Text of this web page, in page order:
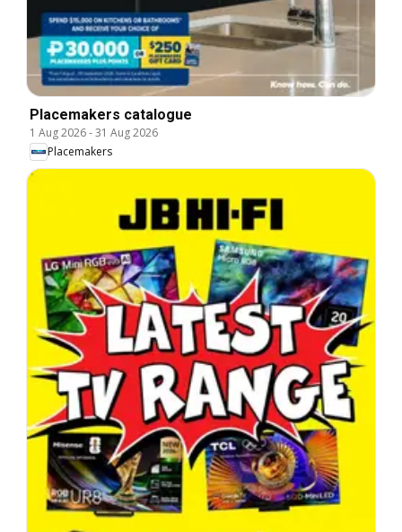
Placemakers catalogue
1 Aug 2026-31 Aug 2026
Placemakers